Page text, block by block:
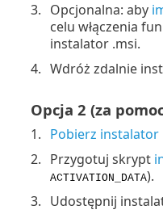
Opcjonalna: aby
celu włączenia
instalator .msi.
Wdróż zdalnie
Opcja 2 (za
Pobierz instalator
Przygotuj skrypt
ACTIVATION_DATA).
Udostępnij